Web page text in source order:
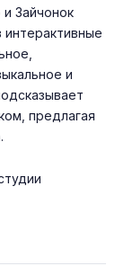
Зайчонок
и
предлагая